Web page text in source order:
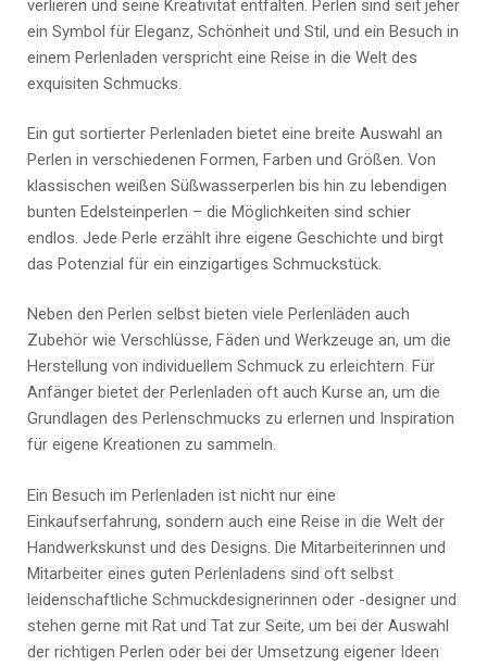
verlieren und seine Kreativität entfalten. Perlen sind seit jeher
ein Symbol für Eleganz, Schönheit und Stil, und ein Besuch in
einem Perlenladen verspricht eine Reise in die Welt des
exquisiten Schmucks.
Ein gut sortierter Perlenladen bietet eine breite Auswahl an
Perlen in verschiedenen Formen, Farben und Größen. Von
klassischen weißen Süßwasserperlen bis hin zu lebendigen
bunten Edelsteinperlen – die Möglichkeiten sind schier
endlos. Jede Perle erzählt ihre eigene Geschichte und birgt
das Potenzial für ein einzigartiges Schmuckstück.
Neben den Perlen selbst bieten viele Perlenläden auch
Zubehör wie Verschlüsse, Fäden und Werkzeuge an, um die
Herstellung von individuellem Schmuck zu erleichtern. Für
Anfänger bietet der Perlenladen oft auch Kurse an, um die
Grundlagen des Perlenschmucks zu erlernen und Inspiration
für eigene Kreationen zu sammeln.
Ein Besuch im Perlenladen ist nicht nur eine
Einkaufserfahrung, sondern auch eine Reise in die Welt der
Handwerkskunst und des Designs. Die Mitarbeiterinnen und
Mitarbeiter eines guten Perlenladens sind oft selbst
leidenschaftliche Schmuckdesignerinnen oder -designer und
stehen gerne mit Rat und Tat zur Seite, um bei der Auswahl
der richtigen Perlen oder bei der Umsetzung eigener Ideen